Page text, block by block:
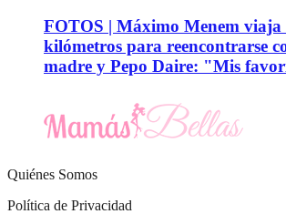
FOTOS | Máximo Menem viaja
kilómetros para reencontrarse
madre y Pepo Daire: "Mis
Quiénes Somos
Política de Privacidad